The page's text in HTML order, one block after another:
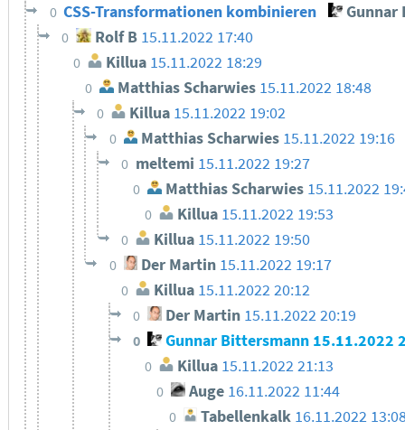
0 CSS-Transformationen kombinieren Gunnar
0 Rolf B 15.11.2022 17:40
0 Killua 15.11.2022 18:29
0 Matthias Scharwies 15.11.2022 18:48
0 Killua 15.11.2022 19:02
0 Matthias Scharwies 15.11.2022 19:16
0 meltemi 15.11.2022 19:27
0 Matthias Scharwies 15.11.2022
0 Killua 15.11.2022 19:53
0 Killua 15.11.2022 19:50
0 Der Martin 15.11.2022 19:17
0 Killua 15.11.2022 20:12
0 Der Martin 15.11.2022 20:19
0 Gunnar Bittersmann 15.11.2022
0 Killua 15.11.2022 21:13
0 Auge 16.11.2022 11:44
0 Tabellenkalk 16.11.2022